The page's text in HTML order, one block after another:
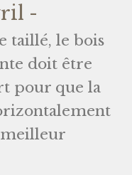
-
taillé, le bois
doit être
pour que la